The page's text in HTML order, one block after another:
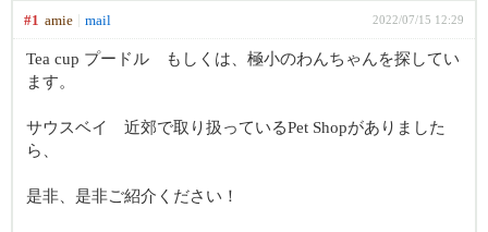
#1 amie mail 2022/07/15 12:29
Tea cup プードル もしくは、極小のわんちゃんを探してい
ます。
サウスベイ 近郊で取り扱っているPet Shopがありました
ら、
是非、是非ご紹介ください！